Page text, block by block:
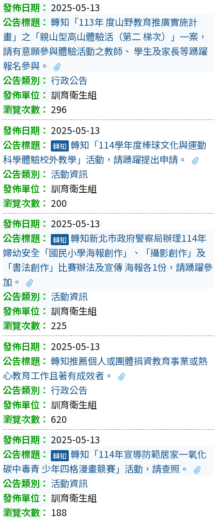
2025-05-13
轉知「113年 度山野教育推廣實施計
畫」之「親山型高山體驗活（第二 梯次）」一案，
請有意願參與體驗活動之教師、 學生及家長等踴躍
報名參與。
行政公告
訓育衛生組
296
2025-05-13
轉知 轉知「114學年度棒球文化與運動
科學體驗校外教學」活動，請踴躍提出申請。
活動資訊
訓育衛生組
200
2025-05-13
轉知 轉知新北市政府警察局辦理114年
婦幼安全「國民小學海報創作」、「攝影創作」及
「書法創作」比賽辦法及宣傳 海報各1份，請踴躍參
加。
活動資訊
訓育衛生組
225
2025-05-13
轉知推薦個人或團體捐資教育事業或熱
心教育工作且著有成效者。
行政公告
訓育衛生組
620
2025-05-13
轉知 轉知「114年宣導防範居家一氧化
碳中毒青 少年四格漫畫競賽」活動，請查照。
活動資訊
訓育衛生組
188